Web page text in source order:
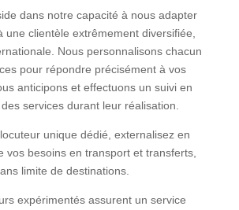
dans notre capacité à nous adapter
une clientèle extrêmement diversifiée,
Nous personnalisons chacun
pour répondre précisément à vos
anticipons et effectuons un suivi en
services durant leur réalisation.
unique dédié, externalisez en
vos besoins en transport et transferts,
limite de destinations.
expérimentés assurent un service